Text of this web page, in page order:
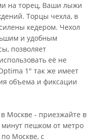
на торец, Ваши лыжи
Торцы чехла, в
кедером. Чехол
и удобным
позволяет
её не
1" так же имеет
объема и фиксации
Москве - приезжайте в
пешком от метро
Москве, с